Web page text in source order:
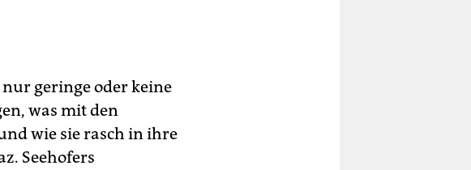
geringe oder keine
was mit den
wie sie rasch in ihre
Seehofers